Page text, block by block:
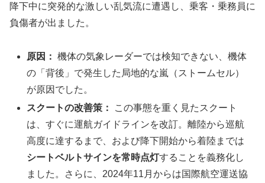
降下中に突発的な激しい乱気流に遭遇し、乗客・乗務員に
負傷者が出ました。
原因： 機体の気象レーダーでは検知できない、機体
の「背後」で発生した局地的な嵐（ストームセル）
が原因でした。
スクートの改善策：
この事態を重く見たスクート
は、すぐに運航ガイドラインを改訂。離陸から巡航
高度に達するまで、および降下開始から着陸までは
シートベルトサインを常時点灯することを義務化し
ました。さらに、2024年11月からは国際航空運送協